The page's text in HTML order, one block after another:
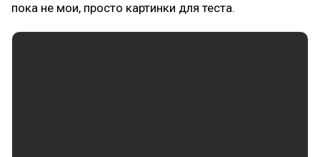
пока не мои, просто картинки для теста.